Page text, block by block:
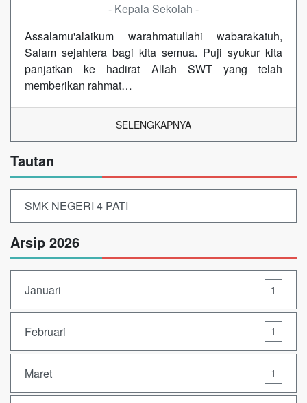
- Kepala Sekolah -
Assalamu'alaikum warahmatullahi wabarakatuh,
Salam sejahtera bagi kita semua. Puji syukur kita
panjatkan ke hadirat Allah SWT yang telah
memberikan rahmat…
SELENGKAPNYA
Tautan
SMK NEGERI 4 PATI
Arsip 2026
Januari 1
Februari 1
Maret 1